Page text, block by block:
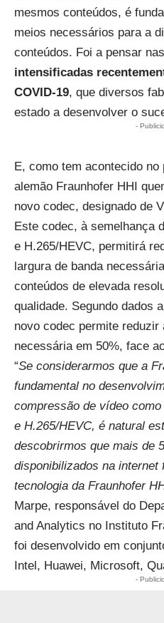
mesmos conteúdos, é
meios necessários para a
conteúdos. Foi a pensar
intensificadas
COVID-19, que diversos
estado a desenvolver o
-
E, como tem acontecido
alemão Fraunhofer HHI
novo codec, designado de
Este codec, à semelhança
e H.265/HEVC, permitirá
largura de banda
conteúdos de elevada
qualidade. Segundo dados
novo codec permite reduzir
necessária em 50%, face
“Se considerarmos que a
fundamental no
compressão de vídeo como
e H.265/HEVC, é natural
descobrirmos que mais de
disponibilizados na internet
tecnologia da Fraunhofer
Marpe, responsável do
and Analytics no Instituto
foi desenvolvido em
Intel, Huawei, Microsoft,
-